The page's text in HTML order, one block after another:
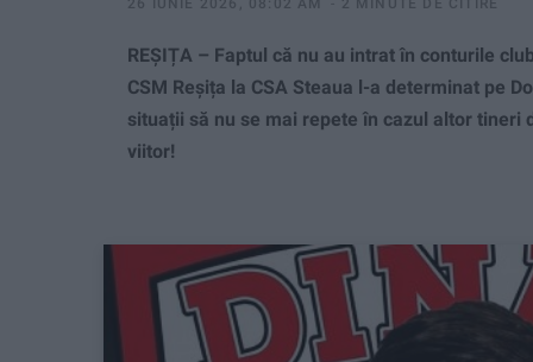
26 IUNIE 2026, 08:02 AM 2 MINUTE DE CITIRE
REȘIȚA – Faptul că nu au intrat în conturile
CSM Reșița la CSA Steaua l-a determinat pe
situații să nu se mai repete în cazul altor
viitor!